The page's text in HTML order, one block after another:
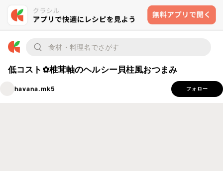
低コスト✿椎茸軸のヘルシー貝柱風おつまみ
havana.mk5 フォロー